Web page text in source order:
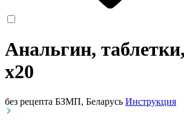
Анальгин,
x20
без рецепта БЗМП, Беларусь Инструкция